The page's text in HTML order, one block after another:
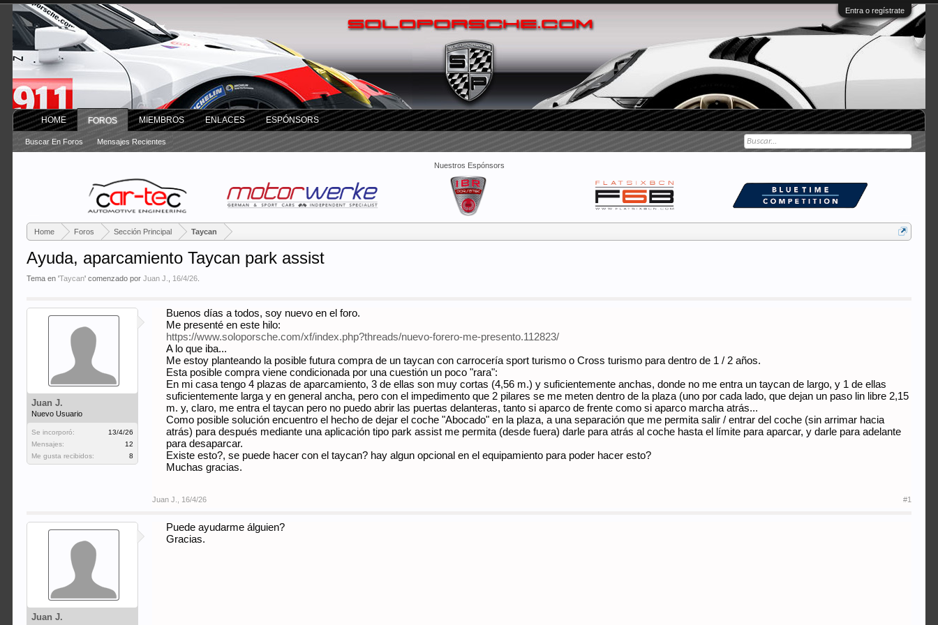
Entra o regístrate
Nuestros Espónsors
Home Foros Sección Principal Taycan
Ayuda, aparcamiento Taycan park assist
Tema en 'Taycan' comenzado porJuan J. 16/4/26
Juan J.
Nuevo Usuario
Se incorporó:
13/4/26
Mensajes:
12
Me gusta recibidos:
8
Buenos días a todos, soy nuevo en el foro.
Me presenté en este hilo:
https://www.soloporsche.com/xf/index.php?threads/nuevo-forero-me-presento.112823/
A lo que iba...
Me estoy planteando la posible futura compra de un taycan con carrocería sport turismo o Cross turismo para dentro de 1 / 2 años.
Esta posible compra viene condicionada por una cuestión un poco "rara":
En mi casa tengo 4 plazas de aparcamiento, 3 de ellas son muy cortas (4,56 m.) y suficientemente anchas, donde no me entra un taycan de largo, y 1 de ellas
suficientemente larga y en general ancha, pero con el impedimento que 2 pilares se me meten dentro de la plaza (uno por cada lado, que dejan un paso lin libre 2,15
m. y, claro, me entra el taycan pero no puedo abrir las puertas delanteras, tanto si aparco de frente como si aparco marcha atrás...
Como posible solución encuentro el hecho de dejar el coche "Abocado" en la plaza, a una separación que me permita salir / entrar del coche (sin arrimar hacia
atrás) para después mediante una aplicación tipo park assist me permita (desde fuera) darle para atrás al coche hasta el límite para aparcar, y darle para adelante
para desaparcar.
Existe esto?, se puede hacer con el taycan? hay algun opcional en el equipamiento para poder hacer esto?
Muchas gracias.
Juan J. 16/4/26 #1
Juan J.
Puede ayudarme álguien?
Gracias.
HOME FOROS
Buscar En Foros Mensajes Recientes
MIEMBROS ENLACES ESPÓNSORS